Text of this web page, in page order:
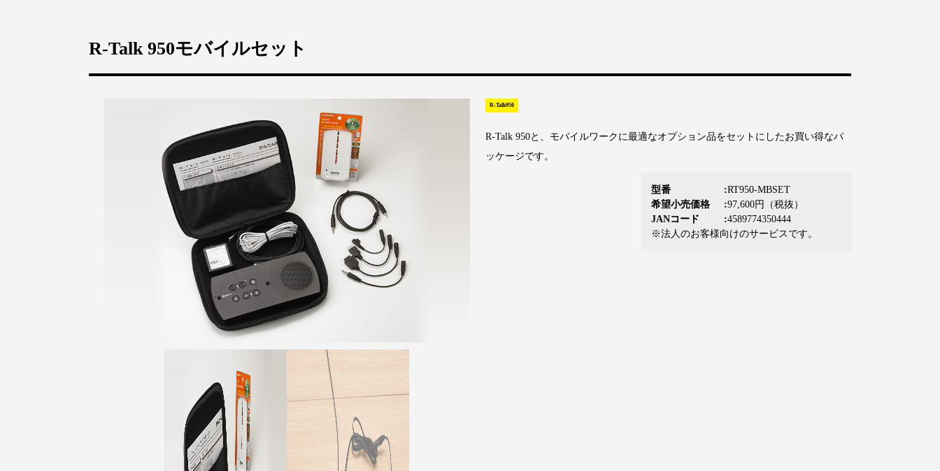
R-Talk 950モバイルセット
R-Talk950
R-Talk 950と、モバイルワークに最適なオプション品をセットにしたお買い得なパ
ッケージです。
型番
RT950-MBSET
希望小売価格
97,600円（税抜）
JANコード
4589774350444
※法人のお客様向けのサービスです。